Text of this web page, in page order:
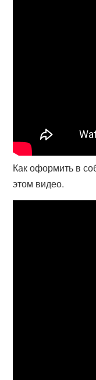
Как оформить в
этом видео.